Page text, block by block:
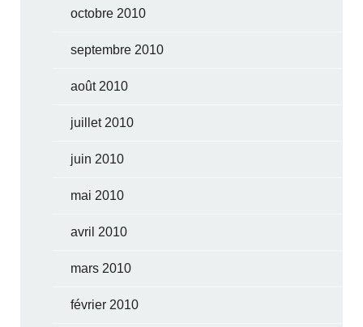
octobre 2010
septembre 2010
août 2010
juillet 2010
juin 2010
mai 2010
avril 2010
mars 2010
février 2010